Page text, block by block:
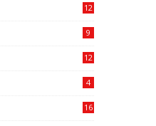
12
9
12
4
16